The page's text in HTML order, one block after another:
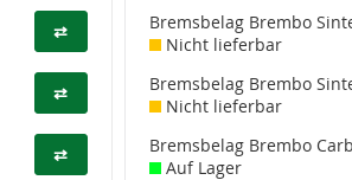
⇄
⇄
⇄
Bremsbelag Brembo
Nicht lieferbar
Bremsbelag Brembo
Nicht lieferbar
Bremsbelag Brembo
Auf Lager